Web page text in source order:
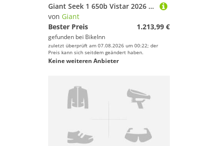
Giant Seek 1 650b Vistar 2026 Road Bike Schwarz Junge
von Giant
Bester Preis
1.213,99 €
gefunden bei BikeInn
zuletzt überprüft am 07.08.2026 um 00:22; der
Preis kann sich seitdem geändert haben.
Keine weiteren Anbieter